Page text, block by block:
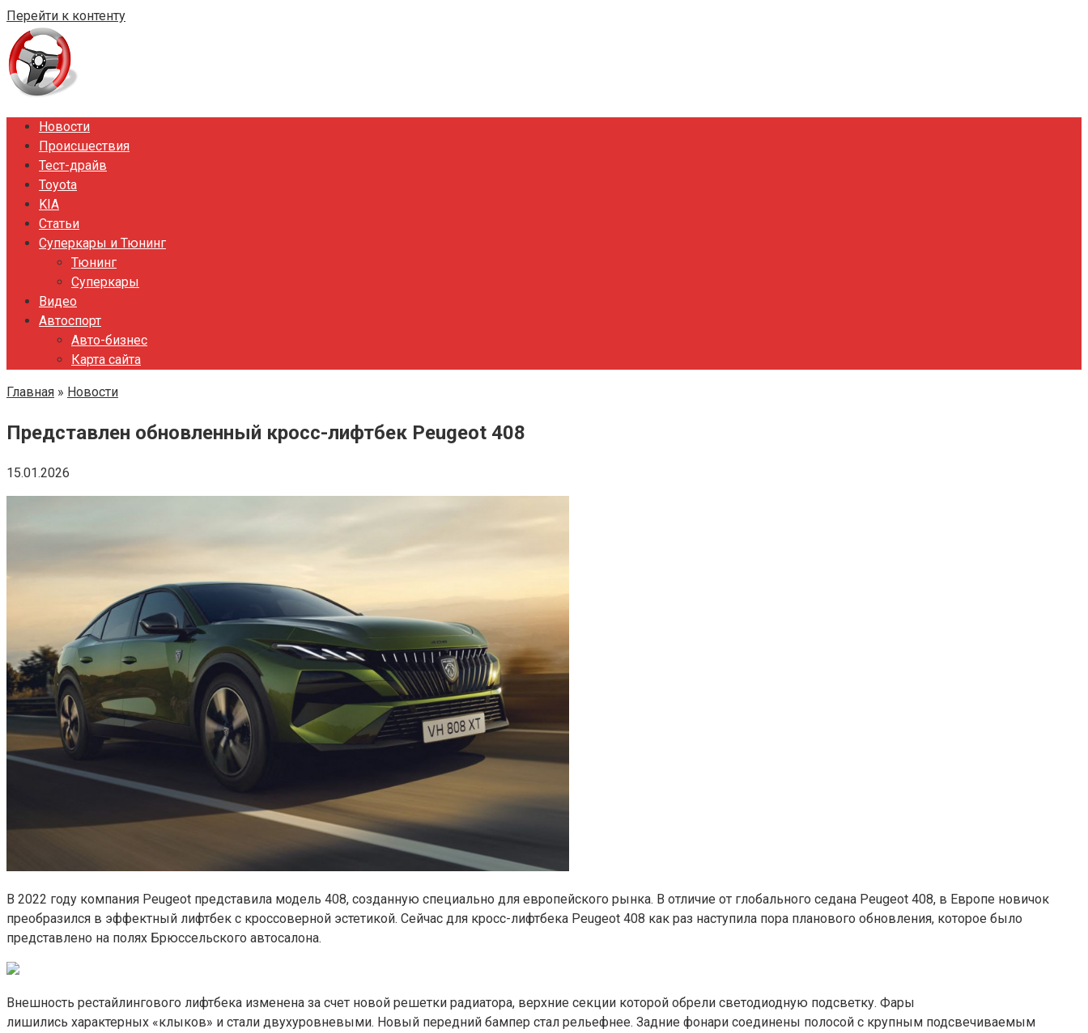
Перейти к контенту
Новости
Происшествия
Тест-драйв
Toyota
KIA
Статьи
Суперкары и Тюнинг
Тюнинг
Суперкары
Видео
Автоспорт
Авто-бизнес
Карта сайта
Главная » Новости
Представлен обновленный кросс-лифтбек Peugeot 408
15.01.2026
В 2022 году компания Peugeot представила модель 408, созданную специально для европейского рынка. В отличие от глобального седана Peugeot 408, в Европе новичок
преобразился в эффектный лифтбек с кроссоверной эстетикой. Сейчас для кросс-лифтбека Peugeot 408 как раз наступила пора планового обновления, которое было
представлено на полях Брюссельского автосалона.
Внешность рестайлингового лифтбека изменена за счет новой решетки радиатора, верхние секции которой обрели светодиодную подсветку. Фары
лишились характерных «клыков» и стали двухуровневыми. Новый передний бампер стал рельефнее. Задние фонари соединены полосой с крупным подсвечиваемым